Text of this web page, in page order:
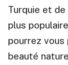
Turquie et
plus
pourrez vous
beauté